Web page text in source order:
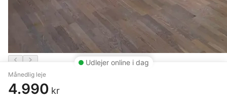
Udlejer online i dag
Månedlig leje
4.990 kr
2 vær. lejlighed på 60 m²